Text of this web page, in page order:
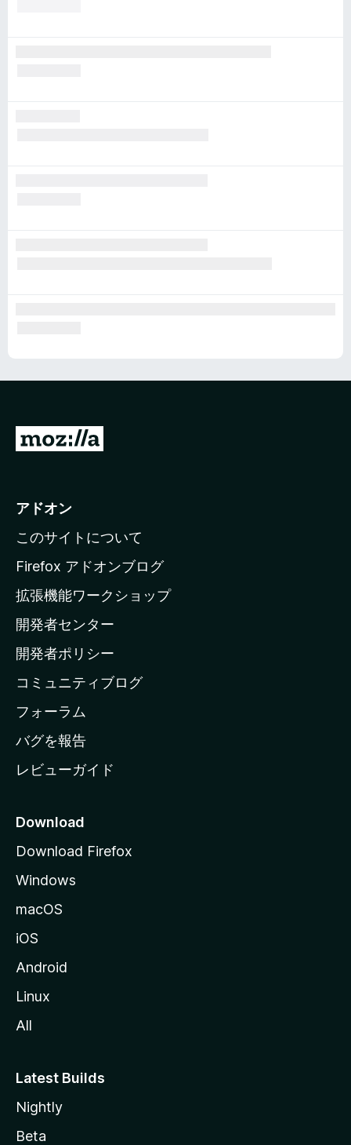
M
i
l
a
ホ
ー
ム
ー
ジ
へ
アドオン
このサイトについて
Firefox アドオンブログ
拡張機能ワークショップ
開発者センター
開発者ポリシー
コミュニティブログ
フォーラム
バグを報告
レビューガイド
Download
Download Firefox
Windows
macOS
iOS
Android
Linux
All
Latest Builds
Nightly
Beta